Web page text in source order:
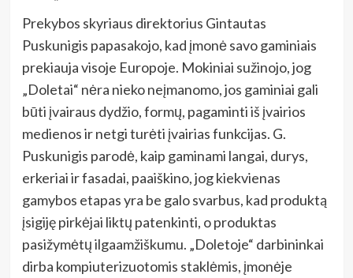
Prekybos skyriaus direktorius Gintautas
Puskunigis papasakojo, kad įmonė savo gaminiais
prekiauja visoje Europoje. Mokiniai sužinojo, jog
„Doletai“ nėra nieko neįmanomo, jos gaminiai gali
būti įvairaus dydžio, formų, pagaminti iš įvairios
medienos ir netgi turėti įvairias funkcijas. G.
Puskunigis parodė, kaip gaminami langai, durys,
erkeriai ir fasadai, paaiškino, jog kiekvienas
gamybos etapas yra be galo svarbus, kad produktą
įsigiję pirkėjai liktų patenkinti, o produktas
pasižymėtų ilgaamžiškumu. „Doletoje“ darbininkai
dirba kompiuterizuotomis staklėmis, įmonėje